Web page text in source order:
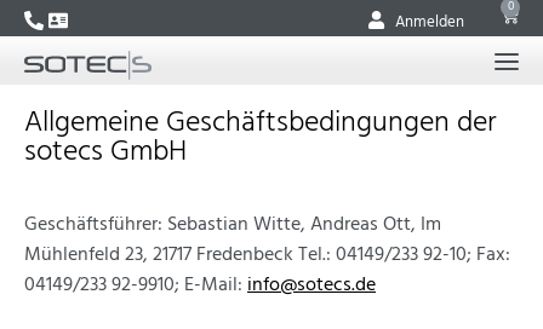
Anmelden
0
Allgemeine Geschäftsbedingungen der
sotecs GmbH
Geschäftsführer: Sebastian Witte, Andreas Ott, Im
Mühlenfeld 23, 21717 Fredenbeck Tel.: 04149/233 92-10; Fax:
04149/233 92-9910; E-Mail:info@sotecs.de